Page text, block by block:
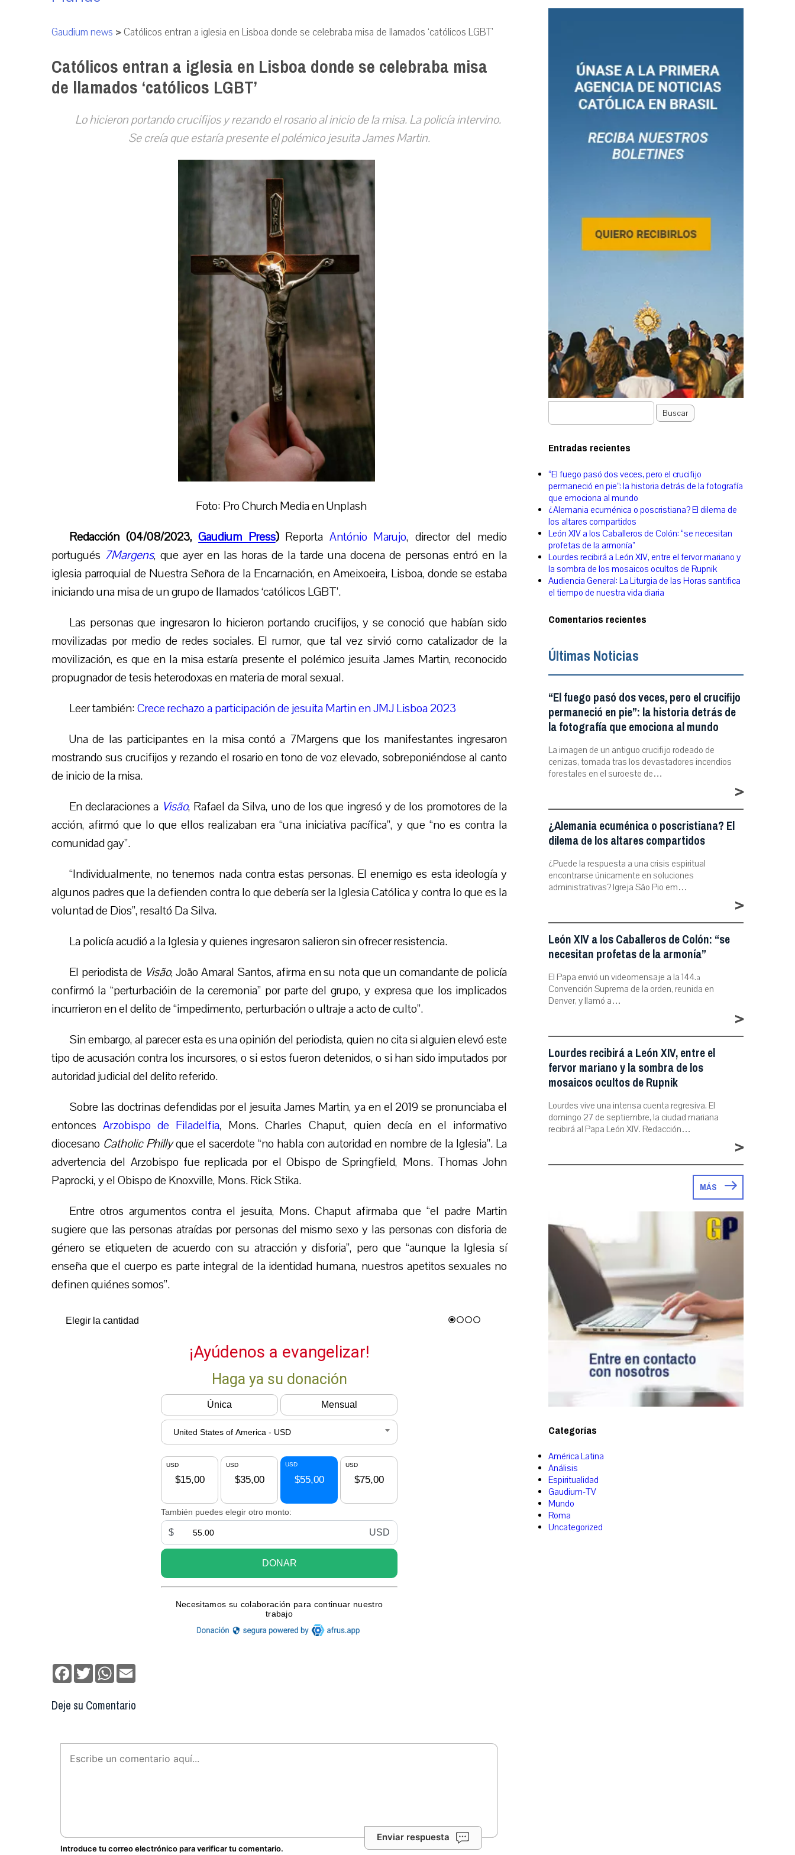
Gaudium news >Católicos entran a iglesia en Lisboa donde se celebraba misa de llamados ‘católicos LGBT’
Católicos entran a iglesia en Lisboa donde se celebraba misa
de llamados ‘católicos LGBT’
Lo hicieron portando crucifijos y rezando el rosario al inicio de la misa. La policía intervino.
Se creía que estaría presente el polémico jesuita James Martin.
Foto: Pro Church Media en Unplash
Redacción (04/08/2023,Gaudium Press) Reporta António Marujo, director del medio
portugués 7Margens, que ayer en las horas de la tarde una docena de personas entró en la
iglesia parroquial de Nuestra Señora de la Encarnación, en Ameixoeira, Lisboa, donde se estaba
iniciandouna misa de un grupo de llamados ‘católicos LGBT’.
Las personas que ingresaron lo hicieron portando crucifijos, y se conoció que habían sido
movilizadas por medio de redes sociales. El rumor, que tal vez sirvió como catalizador de la
movilización, es que en la misa estaría presente el polémico jesuita James Martin, reconocido
propugnador de tesis heterodoxas en materia de moral sexual.
Leer también:Crece rechazo a participación de jesuita Martin en JMJ Lisboa 2023
Una de las participantes en la misa contó a 7Margens que los manifestantes ingresaron
mostrando sus crucifijos y rezando el rosario en tono de voz elevado, sobreponiéndose al canto
de inicio de la misa.
En declaraciones a Visão, Rafael da Silva, uno de los que ingresó y de los promotores de la
acción, afirmó que lo que ellos realizaban era “una iniciativa pacífica”, y que “no es contra la
comunidad gay”.
“Individualmente, no tenemos nada contra estas personas. El enemigo es esta ideología y
algunos padres que la defienden contra lo que debería ser la Iglesia Católica y contra lo que es la
voluntad de Dios”, resaltó Da Silva.
La policía acudió a la Iglesia y quienes ingresaron salieron sin ofrecer resistencia.
El periodista de Visão, João Amaral Santos, afirma en su nota que un comandante de policía
confirmó la “perturbacióin de la ceremonia” por parte del grupo, y expresa que los implicados
incurrieron en el delito de “impedimento, perturbación o ultraje a acto de culto”.
Sin embargo, al parecer esta es una opinión del periodista, quien no cita si alguien elevó este
tipo de acusación contra los incursores, o si estos fueron detenidos, o si han sido imputados por
autoridad judicial del delito referido.
Sobre las doctrinas defendidas por el jesuita James Martin, ya en el 2019 se pronunciaba el
entoncesArzobispo de Filadelfia, Mons. Charles Chaput, quien decía en el informativo
diocesano Catholic Phillyque el sacerdote “no habla con autoridad en nombre de la Iglesia”. La
advertencia del Arzobispo fue replicada por el Obispo de Springfield, Mons. Thomas John
Paprocki, y el Obispo de Knoxville, Mons. Rick Stika.
Entre otros argumentos contra el jesuita, Mons. Chaput afirmaba que “el padre Martin
sugiere que las personas atraídas por personas del mismo sexo y las personas con disforia de
género se etiqueten de acuerdo con su atracción y disforia”, pero que “aunque la Iglesia sí
enseña que el cuerpo es parte integral de la identidad humana, nuestros apetitos sexuales no
definen quiénes somos”.
Facebook
TwitterWhatsApp
Deje su Comentario
Enviar respuesta
Introduce tu correo electrónico para verificar tu comentario.
Buscar
Entradas recientes
“El fuego pasó dos veces, pero el crucifijo
permaneció en pie”: la historia detrás de la fotografía
que emociona al mundo
¿Alemania ecuménica o poscristiana? El dilema de
los altares compartidos
León XIV a los Caballeros de Colón: “se necesitan
profetas de la armonía”
Lourdes recibirá a León XIV, entre el fervor mariano y
la sombra de los mosaicos ocultos de Rupnik
Audiencia General: La Liturgia de las Horas santifica
el tiempo de nuestra vida diaria
Comentarios recientes
Últimas Noticias
“El fuego pasó dos veces, pero el crucifijo
permaneció en pie”: la historia detrás de
la fotografía que emociona al mundo
La imagen de un antiguo crucifijo rodeado de
cenizas, tomada tras los devastadores incendios
forestales en el suroeste de…
>
¿Alemania ecuménica o poscristiana? El
dilema de los altares compartidos
¿Puede la respuesta a una crisis espiritual
encontrarse únicamente en soluciones
administrativas? Igreja São Pio em…
>
León XIV a los Caballeros de Colón: “se
necesitan profetas de la armonía”
El Papa envió un videomensaje a la 144.ª
Convención Suprema de la orden, reunida en
Denver, y llamó a…
>
Lourdes recibirá a León XIV, entre el
fervor mariano y la sombra de los
mosaicos ocultos de Rupnik
Lourdes vive una intensa cuenta regresiva. El
domingo 27 de septiembre, la ciudad mariana
recibirá al Papa León XIV. Redacción…
>
MÁS
Categorías
América Latina
Análisis
Espiritualidad
Gaudium-TV
Mundo
Roma
Uncategorized